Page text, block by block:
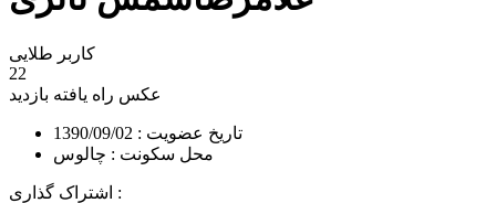
کاربر طلایی
22
عکس راه یافته بازدید
تاریخ عضویت : 1390/09/02
محل سکونت : چالوس
اشتراک گذاری :